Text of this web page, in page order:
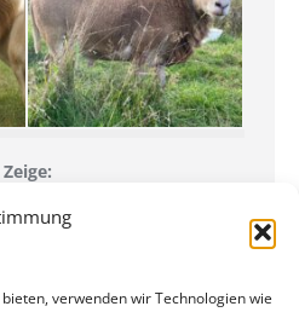
verwenden wir Technologien wie
Zeige:
>>